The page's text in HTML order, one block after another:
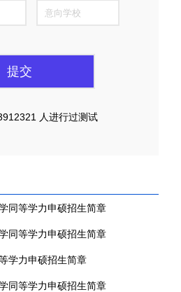
人进行过测试
同等学力申硕招生简章
同等学力申硕招生简章
学力申硕招生简章
同等学力申硕招生简章